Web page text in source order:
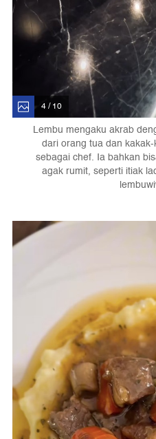
4 / 10
Lembu mengaku akrab
dari orang tua dan
sebagai chef. Ia bahkan
agak rumit, seperti itiak